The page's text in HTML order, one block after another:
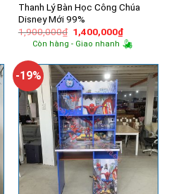
Thanh Lý Bàn Học Công Chúa
Disney Mới 99%
1,900,000₫ Giá
gốc
là:
1,400,000₫Giá
hiện
tại
Còn hàng - Giao nhanh
-19%